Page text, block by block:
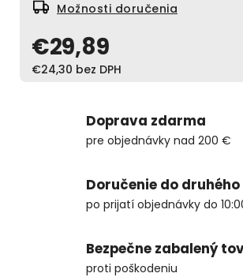
€29,89
€24,30 bez DPH
Možnosti doručenia
Doprava zdarma
pre objednávky nad 200 €
Doručenie do
po prijatí objednávky do
Bezpečne zabalený
proti poškodeniu